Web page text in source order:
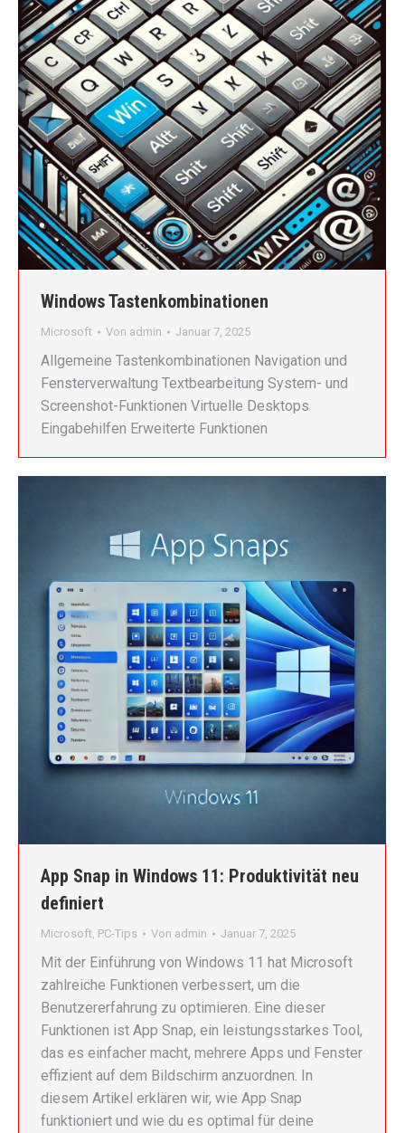
Windows Tastenkombinationen
Microsoft Von admin Januar 7, 2025
Allgemeine Tastenkombinationen Navigation und
Fensterverwaltung Textbearbeitung System- und
Screenshot-Funktionen Virtuelle Desktops
Eingabehilfen Erweiterte Funktionen
App Snap in Windows 11: Produktivität neu
definiert
Microsoft, PC-Tips Von admin Januar 7, 2025
Mit der Einführung von Windows 11 hat Microsoft
zahlreiche Funktionen verbessert, um die
Benutzererfahrung zu optimieren. Eine dieser
Funktionen ist App Snap, ein leistungsstarkes Tool,
das es einfacher macht, mehrere Apps und Fenster
effizient auf dem Bildschirm anzuordnen. In
diesem Artikel erklären wir, wie App Snap
funktioniert und wie du es optimal für deine